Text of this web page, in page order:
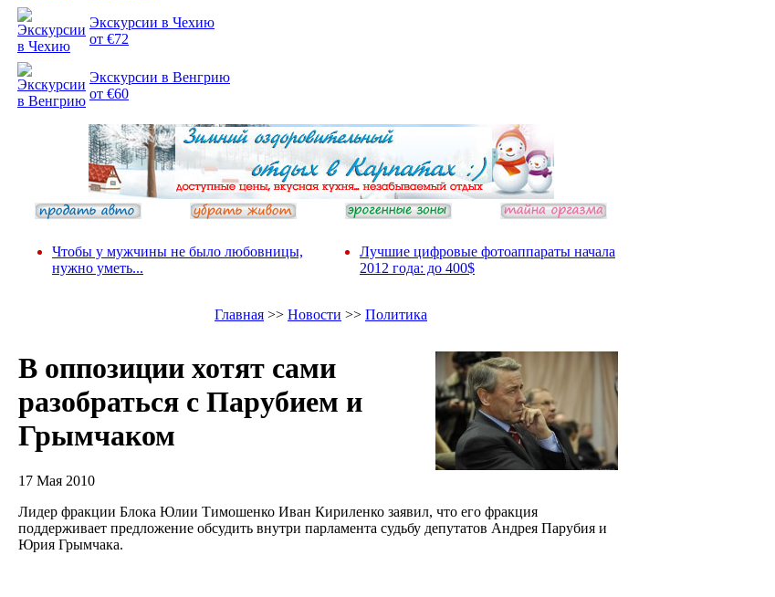
Экскурсии в Чехию
от €72
Экскурсии в Венгрию
от €60
Чтобы у мужчины не было любовницы,
нужно уметь...
Лучшие цифровые фотоаппараты начала
2012 года: до 400$
Главная >> Новости >> Политика
В оппозиции хотят сами
разобраться с Парубием и
Грымчаком
17 Мая 2010
Лидер фракции Блока Юлии Тимошенко Иван Кириленко заявил, что его фракция
поддерживает предложение обсудить внутри парламента судьбу депутатов Андрея Парубия и
Юрия Грымчака.